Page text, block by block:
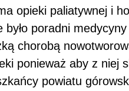
opieki paliatywnej i
poradni
chorobą
ponieważ aby z niej
powiatu